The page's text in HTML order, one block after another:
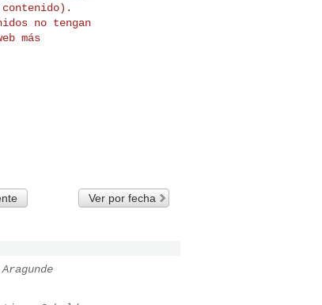
no tengan
más
Ver por fecha